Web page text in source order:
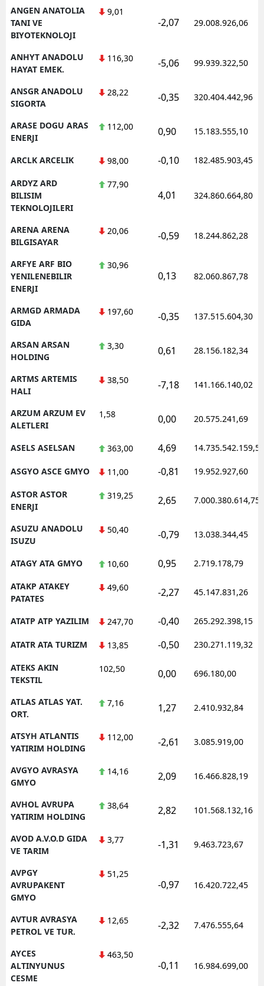
ANGEN ANATOLIA
TANI VE
BIYOTEKNOLOJI
9,01
-2,07 29.008.926,06
ANHYT ANADOLU
HAYAT EMEK.
116,30 -5,06 99.939.322,50
ANSGR ANADOLU
SIGORTA
28,22 -0,35 320.404.442,96
ARASE DOGU ARAS
ENERJI
112,00 0,90 15.183.555,10
ARCLK ARCELIK 98,00 -0,10 182.485.903,45
ARDYZ ARD
BILISIM
TEKNOLOJILERI
77,90
4,01 324.860.664,80
ARENA ARENA
BILGISAYAR
20,06 -0,59 18.244.862,28
ARFYE ARF BIO
YENILENEBILIR
ENERJI
30,96
0,13 82.060.867,78
ARMGD ARMADA
GIDA
197,60 -0,35 137.515.604,30
ARSAN ARSAN
HOLDING
3,30 0,61 28.156.182,34
ARTMS ARTEMIS
HALI
38,50 -7,18 141.166.140,02
ARZUM ARZUM EV
ALETLERI
1,58 0,00 20.575.241,69
ASELS ASELSAN 363,00 4,69 14.735.542.159,50
ASGYO ASCE GMYO 11,00 -0,81 19.952.927,60
ASTOR ASTOR
ENERJI
319,25 2,65 7.000.380.614,75
ASUZU ANADOLU
ISUZU
50,40 -0,79 13.038.344,45
ATAGY ATA GMYO 10,60 0,95 2.719.178,79
ATAKP ATAKEY
PATATES
49,60 -2,27 45.147.831,26
ATATP ATP YAZILIM 247,70 -0,40 265.292.398,15
ATATR ATA TURIZM 13,85 -0,50 230.271.119,32
ATEKS AKIN
TEKSTIL
102,50 0,00 696.180,00
ATLAS ATLAS YAT.
ORT.
7,16 1,27 2.410.932,84
ATSYH ATLANTIS
YATIRIM HOLDING
112,00 -2,61 3.085.919,00
AVGYO AVRASYA
GMYO
14,16 2,09 16.466.828,19
AVHOL AVRUPA
YATIRIM HOLDING
38,64 2,82 101.568.132,16
AVOD A.V.O.D GIDA
VE TARIM
3,77 -1,31 9.463.723,67
AVPGY
AVRUPAKENT
GMYO
51,25
-0,97 16.420.722,45
AVTUR AVRASYA
PETROL VE TUR.
12,65 -2,32 7.476.555,64
AYCES
ALTINYUNUS
CESME
463,50
-0,11 16.984.699,00